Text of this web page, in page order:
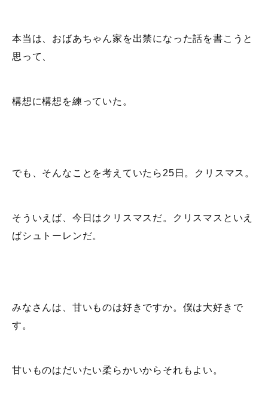
本当は、おばあちゃん家を出禁になった話を書こうと
思って、
構想に構想を練っていた。
でも、そんなことを考えていたら25日。クリスマス。
そういえば、今日はクリスマスだ。クリスマスといえ
ばシュトーレンだ。
みなさんは、甘いものは好きですか。僕は大好きで
す。
甘いものはだいたい柔らかいからそれもよい。